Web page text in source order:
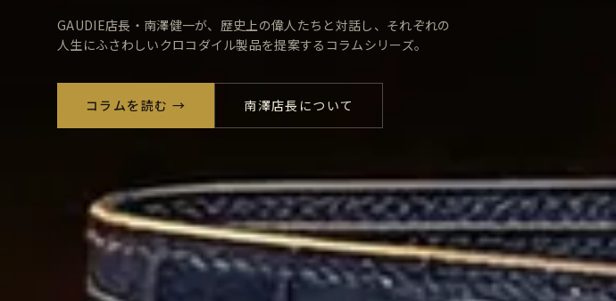
GAUDIE店長・南澤健一が、歴史上の偉人たちと対話し、それぞれの
人生にふさわしいクロコダイル製品を提案するコラムシリーズ。
コラムを読む → 南澤店長について